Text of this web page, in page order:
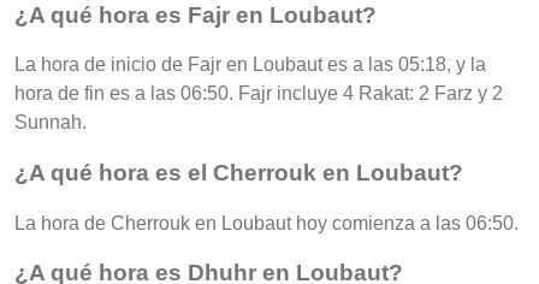
¿A qué hora es Fajr en Loubaut?
La hora de inicio de Fajr en Loubaut es a las 05:18, y la
hora de fin es a las 06:50. Fajr incluye 4 Rakat: 2 Farz y 2
Sunnah.
¿A qué hora es el Cherrouk en Loubaut?
La hora de Cherrouk en Loubaut hoy comienza a las 06:50.
¿A qué hora es Dhuhr en Loubaut?